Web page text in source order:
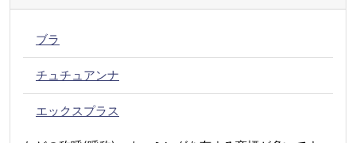
ブラ
チュチュアンナ
エックスプラス